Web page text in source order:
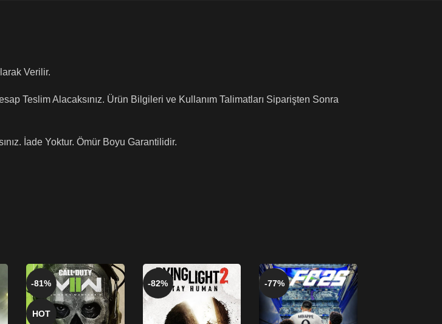
Verilir.
Teslim Alacaksınız. Ürün Bilgileri ve Kullanım Talimatları Siparişten Sonra
İade Yoktur. Ömür Boyu Garantilidir.
-81%
HOT
-82% -77%